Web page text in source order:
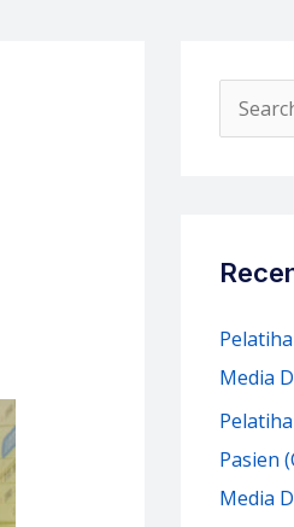
e
h
f
o
Media
Pasien
Media